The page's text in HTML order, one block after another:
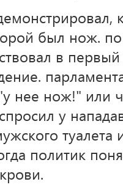
был нож.
в
нее нож!" или
у
туалета
политик